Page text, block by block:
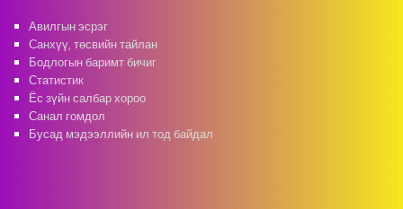
Авилгын эсрэг
Санхүү, төсвийн тайлан
Бодлогын баримт бичиг
Статистик
Ёс зүйн салбар хороо
Санал гомдол
Бусад мэдээллийн ил тод байдал